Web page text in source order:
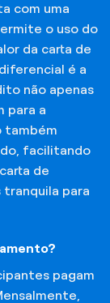
com uma
o uso do
da carta de
é a
não apenas
para a
também
facilitando
de
para
pagam